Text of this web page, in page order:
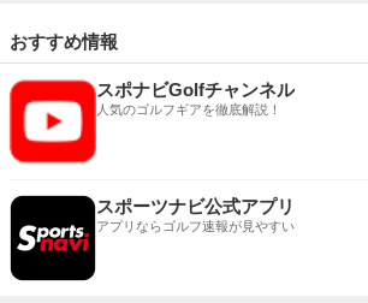
おすすめ情報
スポナビGolfチャンネル
人気のゴルフギアを徹底解説！
スポーツナビ公式アプリ
アプリならゴルフ速報が見やすい